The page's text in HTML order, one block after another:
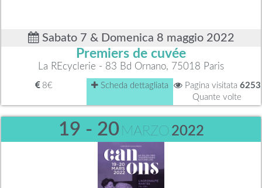
Sabato 7 & Domenica 8 maggio 2022
Premiers de cuvée
La REcyclerie - 83 Bd Ornano, 75018 Paris
8€ Scheda dettagliata Pagina visitata 6253
Quante volte
19 - 20 MARZO 2022